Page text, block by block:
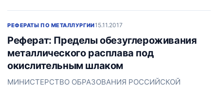
РЕФЕРАТЫ ПО МЕТАЛЛУРГИИ15.11.2017
Реферат: Пределы обезуглероживания
металлического расплава под
окислительным шлаком
МИНИСТЕРСТВО ОБРАЗОВАНИЯ РОССИЙСКОЙ